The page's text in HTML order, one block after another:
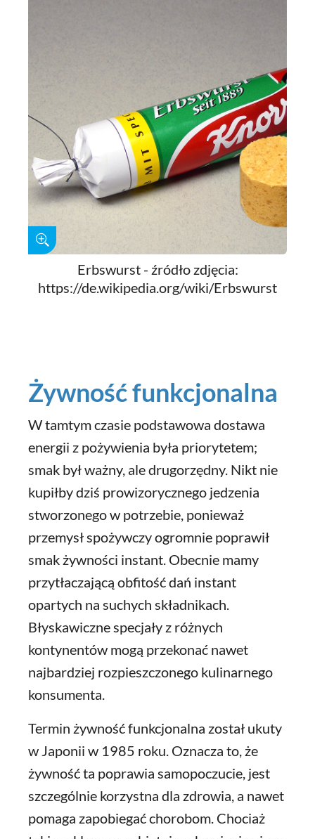
Erbswurst - źródło zdjęcia:
https://de.wikipedia.org/wiki/Erbswurst
Żywność funkcjonalna
W tamtym czasie podstawowa dostawa
energii z pożywienia była priorytetem;
smak był ważny, ale drugorzędny. Nikt nie
kupiłby dziś prowizorycznego jedzenia
stworzonego w potrzebie, ponieważ
przemysł spożywczy ogromnie poprawił
smak żywności instant. Obecnie mamy
przytłaczającą obfitość dań instant
opartych na suchych składnikach.
Błyskawiczne specjały z różnych
kontynentów mogą przekonać nawet
najbardziej rozpieszczonego kulinarnego
konsumenta.
Termin żywność funkcjonalna został ukuty
w Japonii w 1985 roku. Oznacza to, że
żywność ta poprawia samopoczucie, jest
szczególnie korzystna dla zdrowia, a nawet
pomaga zapobiegać chorobom. Chociaż